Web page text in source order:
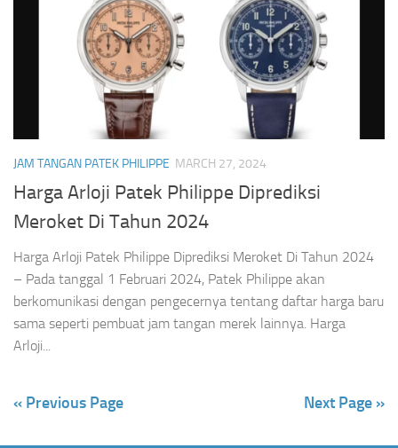
JAM TANGAN PATEK PHILIPPE MARCH 27, 2024
Harga Arloji Patek Philippe Diprediksi
Meroket Di Tahun 2024
Harga Arloji Patek Philippe Diprediksi Meroket Di Tahun 2024
– Pada tanggal 1 Februari 2024, Patek Philippe akan
berkomunikasi dengan pengecernya tentang daftar harga baru
sama seperti pembuat jam tangan merek lainnya. Harga
Arloji...
« Previous Page Next Page »